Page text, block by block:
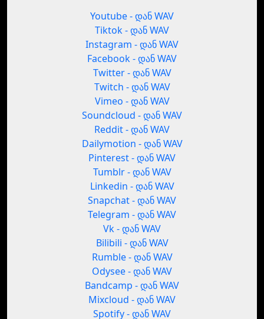
Youtube - დან WAV
Tiktok - დან WAV
Instagram - დან WAV
Facebook - დან WAV
Twitter - დან WAV
Twitch - დან WAV
Vimeo - დან WAV
Soundcloud - დან WAV
Reddit - დან WAV
Dailymotion - დან WAV
Pinterest - დან WAV
Tumblr - დან WAV
Linkedin - დან WAV
Snapchat - დან WAV
Telegram - დან WAV
Vk - დან WAV
Bilibili - დან WAV
Rumble - დან WAV
Odysee - დან WAV
Bandcamp - დან WAV
Mixcloud - დან WAV
Spotify - დან WAV